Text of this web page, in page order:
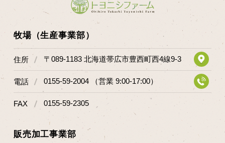
牧場（生産事業部）
住所 〒089-1183 北海道帯広市豊西町西4線9-3
電話 0155-59-2004 （営業 9:00-17:00）
FAX 0155-59-2305
販売加工事業部
Facebook
Twitter
LINE公式アカウント
RSS フィード